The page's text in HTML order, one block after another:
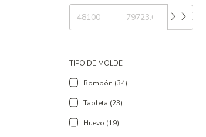
TIPO DE MOLDE
Bombón (34)
Tableta (23)
Huevo (19)